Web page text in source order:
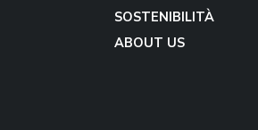
SOSTENIBILITÀ
ABOUT US